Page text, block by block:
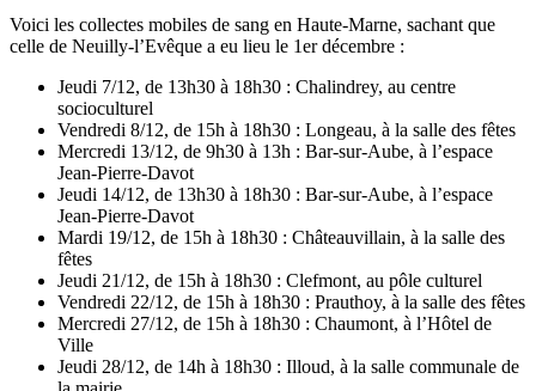
Voici les collectes mobiles de sang en Haute-Marne, sachant que
celle de Neuilly-l’Evêque a eu lieu le 1er décembre :
Jeudi 7/12, de 13h30 à 18h30 : Chalindrey, au centre
socioculturel
Vendredi 8/12, de 15h à 18h30 : Longeau, à la salle des fêtes
Mercredi 13/12, de 9h30 à 13h : Bar-sur-Aube, à l’espace
Jean-Pierre-Davot
Jeudi 14/12, de 13h30 à 18h30 : Bar-sur-Aube, à l’espace
Jean-Pierre-Davot
Mardi 19/12, de 15h à 18h30 : Châteauvillain, à la salle des
fêtes
Jeudi 21/12, de 15h à 18h30 : Clefmont, au pôle culturel
Vendredi 22/12, de 15h à 18h30 : Prauthoy, à la salle des fêtes
Mercredi 27/12, de 15h à 18h30 : Chaumont, à l’Hôtel de
Ville
Jeudi 28/12, de 14h à 18h30 : Illoud, à la salle communale de